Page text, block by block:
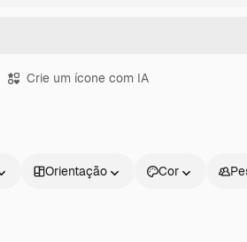
Crie um ícone com IA
Orientação Cor